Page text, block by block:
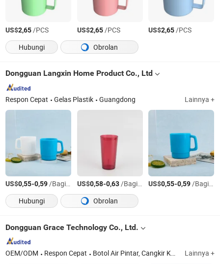
US$2,65/PCS US$2,65/PCS US$2,65/PCS
Hubungi
Obrolan
Dongguan Langxin Home Product Co., Ltd
Respon Cepat Gelas Plastik Guangdong Lainnya +
US$0,55-0,59/Bagian US$0,58-0,63/Bagian US$0,55-0,59/Bagian
Hubungi
Obrolan
Dongguan Grace Technology Co., Ltd.
OEM/ODM Respon Cepat Botol Air Pintar, Cangkir Kopi, Termos Lainnya +